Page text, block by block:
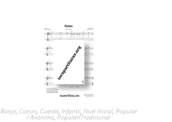
Banjo, Canon, Cuerda, Infantil, Nivel Inicial, Popular
/ Anónimo,Popular/Tradicional